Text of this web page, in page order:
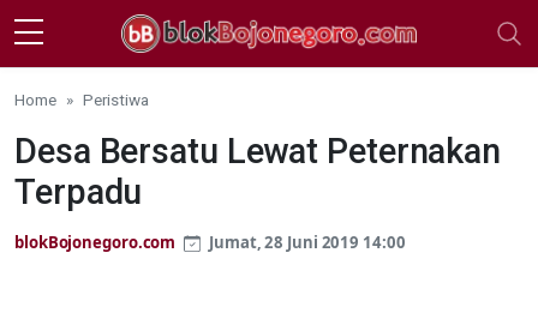
Skip to main content
Home Peristiwa
Desa Bersatu Lewat Peternakan
Terpadu
blokBojonegoro.com Jumat, 28 Juni 2019 14:00